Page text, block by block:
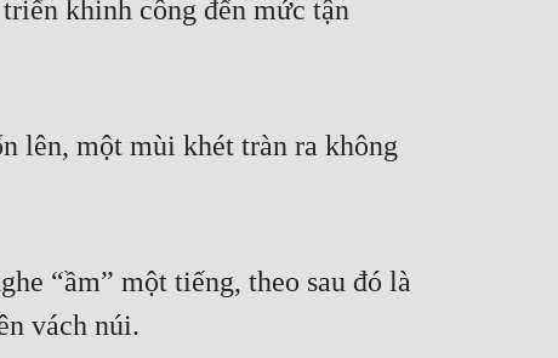
khinh công đến mức tận
lên, một mùi khét tràn ra không
“ầm” một tiếng, theo sau đó là
vách núi.